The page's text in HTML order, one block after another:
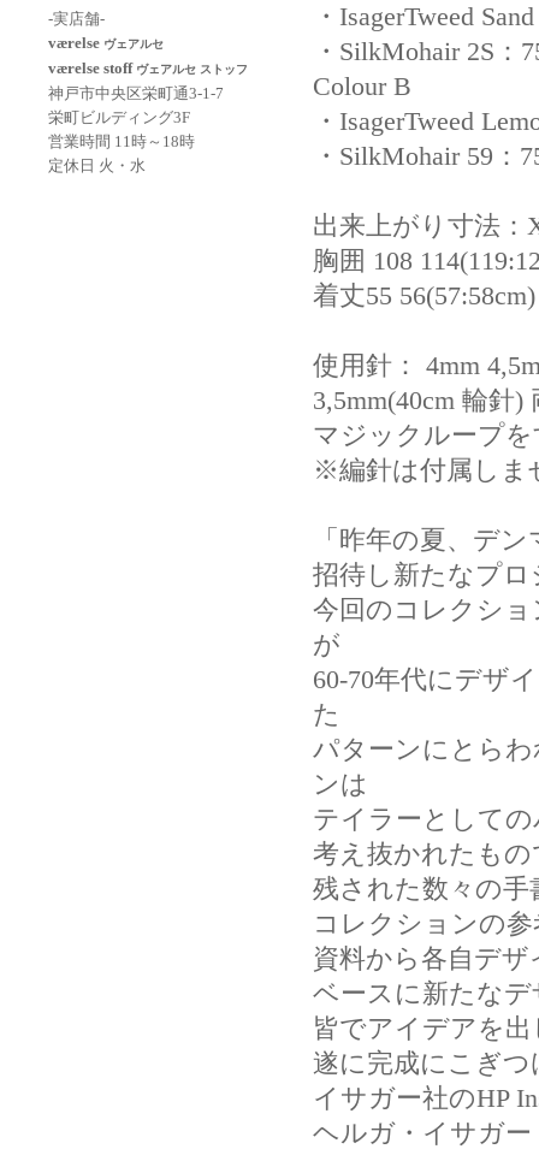
-実店舗-
værelse ヴェアルセ
værelse stoff ヴェアルセ ストッフ
神戸市中央区栄町通3-1-7
栄町ビルディング3F
営業時間 11時～18時
定休日 火・水
・IsagerTweed
・SilkMohair 2S：
Colour B
・IsagerTweed
・SilkMohair 59：
出来上がり寸法：
胸囲 108
着丈55 56(57:58cm)
使用針： 4mm
3,5mm(40cm 輪針
マジックループ
※編針は付属しま
「昨年の夏、デ
招待し新たなプ
今回のコレクシ
が
60-70年代にデザ
た
パターンにとら
ンは
テイラーとして
考え抜かれたも
残された数々の
コレクションの
資料から各自デ
ベースに新たな
皆でアイデアを
遂に完成にこぎつ
イサガー社のHP
ヘルガ・イサガー